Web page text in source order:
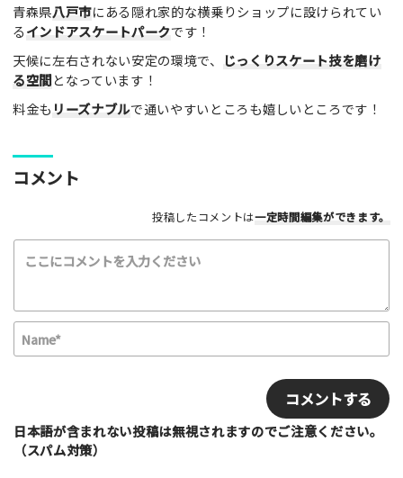
レビュータイトル（※必須）
レビュー本文（※必須）
スケートボード
インラインスケート
満足度評価
最高！
よかった！ ふつう
いまいち
該当する項目を選択して下さい（複数可能）
上級者向け
初心者向け
ファミリー向け
利用者多い
青森県八戸市にある隠れ家的な横乗りショップに設けられてい
るインドアスケートパークです！
天候に左右されない安定の環境で、
じっくりスケート技を磨け
る空間となっています！
料金も リーズナブルで通いやすいところも嬉しいところです！
コメント
投稿したコメントは一定時間編集ができます。
*
i日本語が含まれない投稿は無視されますのでご注意ください。
（スパム対策）